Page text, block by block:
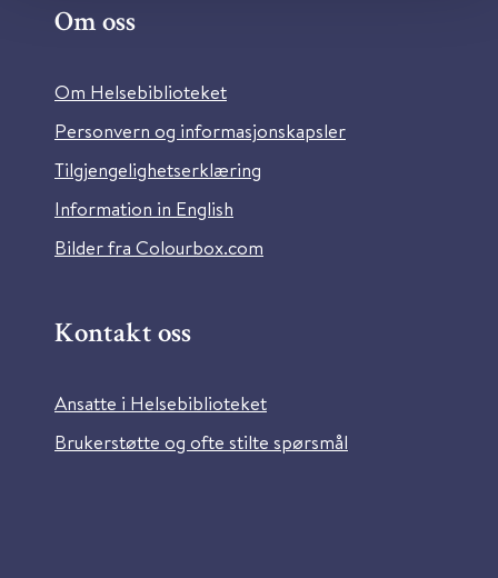
Om oss
Om Helsebiblioteket
Personvern og informasjonskapsler
Tilgjengelighetserklæring
Information in English
Bilder fra Colourbox.com
Kontakt oss
Ansatte i Helsebiblioteket
Brukerstøtte og ofte stilte spørsmål